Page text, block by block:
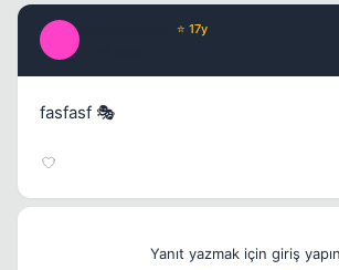
⭐ 17y
fasfasf 🎭
Yanıt yazmak için giriş